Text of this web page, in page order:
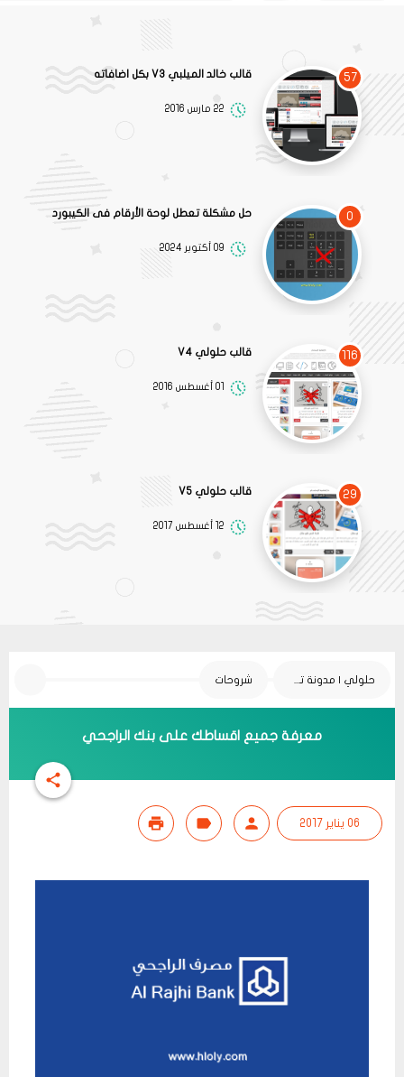
57 قالب خالد الميلبي V3 بكل اضافاته
22 مارس 2016
0 حل مشكلة تعطل لوحة الأرقام فى الكيبورد
09 أكتوبر 2024
116 قالب حلولي V4
01 أغسطس 2016
29 قالب حلولي V5
12 أغسطس 2017
حلولي | مدونة تقنية شروحات
معرفة جميع اقساطك على بنك الراجحي
06 يناير 2017